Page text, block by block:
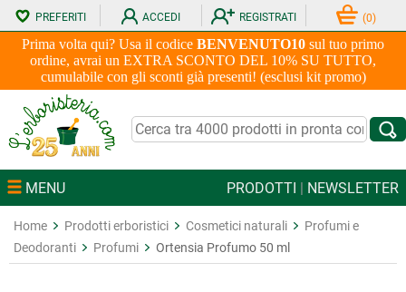
Prima volta qui? Usa il codice BENVENUTO10 sul tuo primo
ordine, avrai un EXTRA SCONTO DEL 10% SU TUTTO,
cumulabile con gli sconti già presenti! (esclusi kit promo)
PREFERITI ACCEDI REGISTRATI (0)
MENU PRODOTTI | NEWSLETTER
Home Prodotti erboristici Cosmetici naturali
Profumi e
Deodoranti
Profumi Ortensia Profumo 50 ml